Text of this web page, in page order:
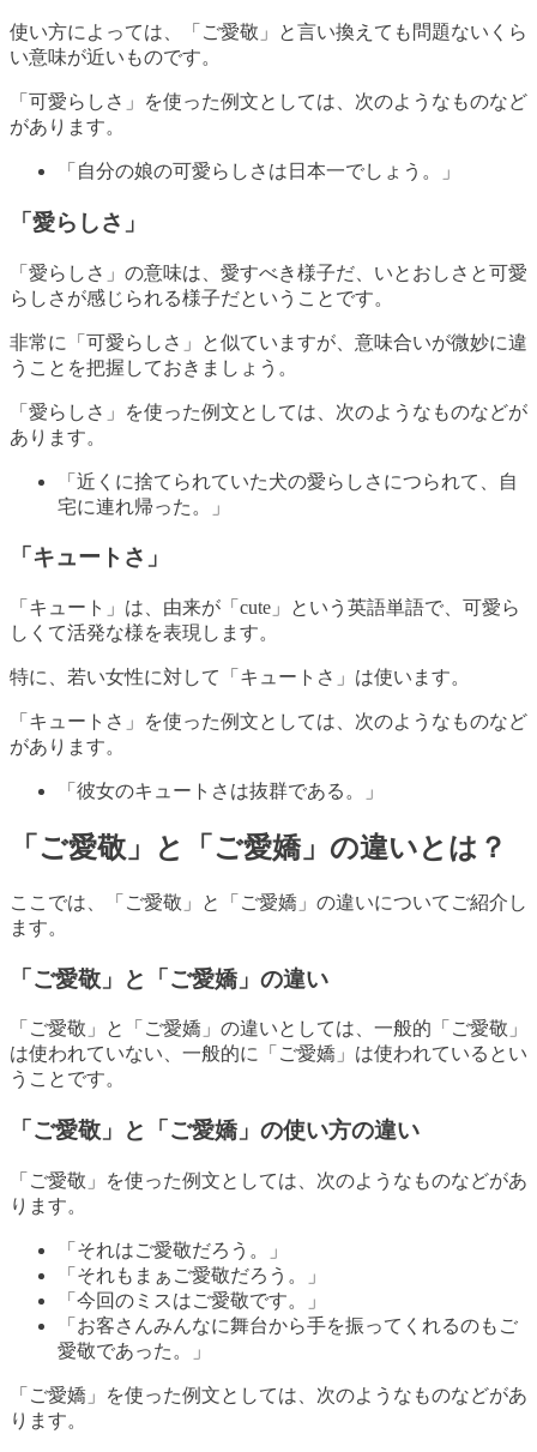
使い方によっては、「ご愛敬」と言い換えても問題ないくら
い意味が近いものです。
「可愛らしさ」を使った例文としては、次のようなものなど
があります。
「自分の娘の可愛らしさは日本一でしょう。」
「愛らしさ」
「愛らしさ」の意味は、愛すべき様子だ、いとおしさと可愛
らしさが感じられる様子だということです。
非常に「可愛らしさ」と似ていますが、意味合いが微妙に違
うことを把握しておきましょう。
「愛らしさ」を使った例文としては、次のようなものなどが
あります。
「近くに捨てられていた犬の愛らしさにつられて、自
宅に連れ帰った。」
「キュートさ」
「キュート」は、由来が「cute」という英語単語で、可愛ら
しくて活発な様を表現します。
特に、若い女性に対して「キュートさ」は使います。
「キュートさ」を使った例文としては、次のようなものなど
があります。
「彼女のキュートさは抜群である。」
「ご愛敬」と「ご愛嬌」の違いとは？
ここでは、「ご愛敬」と「ご愛嬌」の違いについてご紹介し
ます。
「ご愛敬」と「ご愛嬌」の違い
「ご愛敬」と「ご愛嬌」の違いとしては、一般的「ご愛敬」
は使われていない、一般的に「ご愛嬌」は使われているとい
うことです。
「ご愛敬」と「ご愛嬌」の使い方の違い
「ご愛敬」を使った例文としては、次のようなものなどがあ
ります。
「それはご愛敬だろう。」
「それもまぁご愛敬だろう。」
「今回のミスはご愛敬です。」
「お客さんみんなに舞台から手を振ってくれるのもご
愛敬であった。」
「ご愛嬌」を使った例文としては、次のようなものなどがあ
ります。